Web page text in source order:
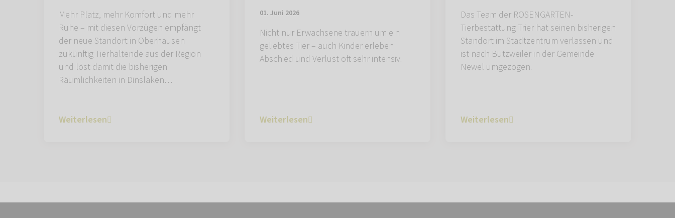
Mehr Platz, mehr Komfort und mehr
Ruhe – mit diesen Vorzügen empfängt
der neue Standort in Oberhausen
zukünftig Tierhaltende aus der Region
und löst damit die bisherigen
Räumlichkeiten in Dinslaken…
Weiterlesen
01. Juni 2026
Nicht nur Erwachsene trauern um ein
geliebtes Tier – auch Kinder erleben
Abschied und Verlust oft sehr intensiv.
Weiterlesen
Das Team der ROSENGARTEN-
Tierbestattung Trier hat seinen bisherigen
Standort im Stadtzentrum verlassen und
ist nach Butzweiler in der Gemeinde
Newel umgezogen.
Weiterlesen